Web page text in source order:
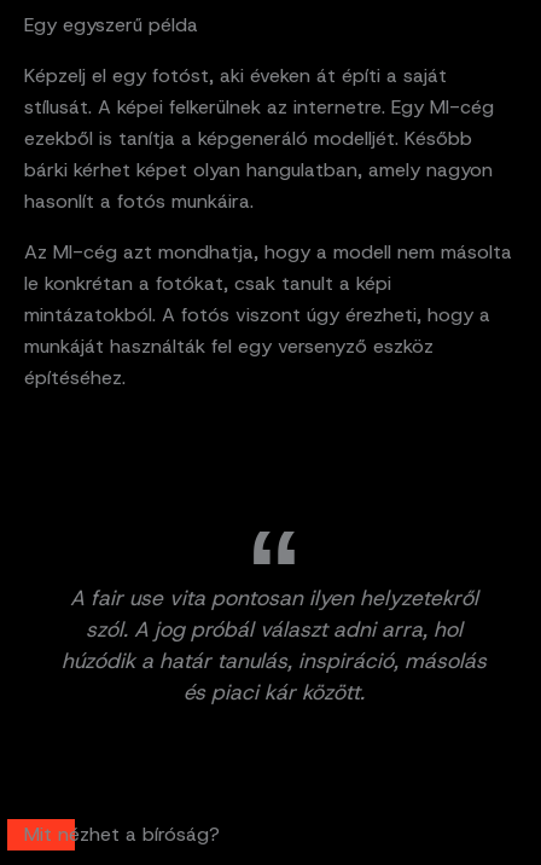
Egy egyszerű példa
Képzelj el egy fotóst, aki éveken át építi a saját
stílusát. A képei felkerülnek az internetre. Egy MI-cég
ezekből is tanítja a képgeneráló modelljét. Később
bárki kérhet képet olyan hangulatban, amely nagyon
hasonlít a fotós munkáira.
Az MI-cég azt mondhatja, hogy a modell nem másolta
le konkrétan a fotókat, csak tanult a képi
mintázatokból. A fotós viszont úgy érezheti, hogy a
munkáját használták fel egy versenyző eszköz
építéséhez.
A fair use vita pontosan ilyen helyzetekről
szól. A jog próbál választ adni arra, hol
húzódik a határ tanulás, inspiráció, másolás
és piaci kár között.
Mit nézhet a bíróság?